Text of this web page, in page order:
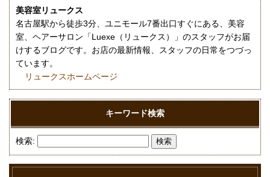
美容室リュークス
名古屋駅から徒歩3分、ユニモール7番出口すぐにある、美容
室、ヘアーサロン「Luexe（リュークス）」のスタッフがお届
けするブログです。お店の最新情報、スタッフの日常をつづっ
ています。
リュークスホームページ
キーワード検索
検索: